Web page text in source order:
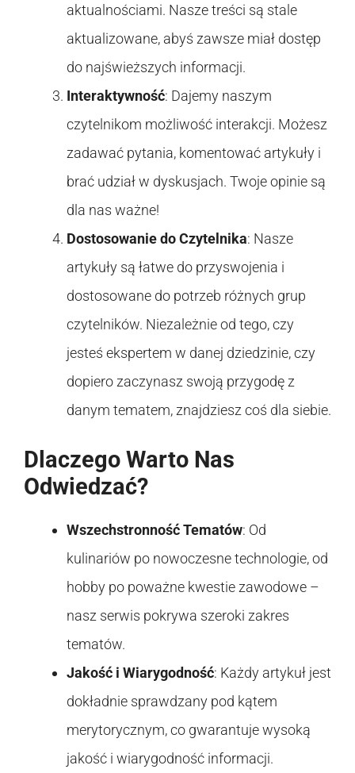
aktualnościami. Nasze treści są stale
aktualizowane, abyś zawsze miał dostęp
do najświeższych informacji.
Interaktywność: Dajemy naszym
czytelnikom możliwość interakcji. Możesz
zadawać pytania, komentować artykuły i
brać udział w dyskusjach. Twoje opinie są
dla nas ważne!
Dostosowanie do Czytelnika: Nasze
artykuły są łatwe do przyswojenia i
dostosowane do potrzeb różnych grup
czytelników. Niezależnie od tego, czy
jesteś ekspertem w danej dziedzinie, czy
dopiero zaczynasz swoją przygodę z
danym tematem, znajdziesz coś dla siebie.
Dlaczego Warto Nas
Odwiedzać?
Wszechstronność Tematów: Od
kulinariów po nowoczesne technologie, od
hobby po poważne kwestie zawodowe –
nasz serwis pokrywa szeroki zakres
tematów.
Jakość i Wiarygodność: Każdy artykuł jest
dokładnie sprawdzany pod kątem
merytorycznym, co gwarantuje wysoką
jakość i wiarygodność informacji.